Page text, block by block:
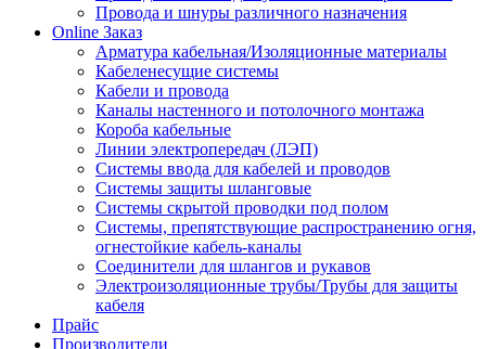
Провода и шнуры различного назначения
Online Заказ
Арматура кабельная/Изоляционные материалы
Кабеленесущие системы
Кабели и провода
Каналы настенного и потолочного монтажа
Короба кабельные
Линии электропередач (ЛЭП)
Системы ввода для кабелей и проводов
Системы защиты шланговые
Системы скрытой проводки под полом
Системы, препятствующие распространению огня,
огнестойкие кабель-каналы
Соединители для шлангов и рукавов
Электроизоляционные трубы/Трубы для защиты
кабеля
Прайс
Производители